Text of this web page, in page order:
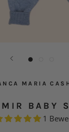
MARIA
BABY
1